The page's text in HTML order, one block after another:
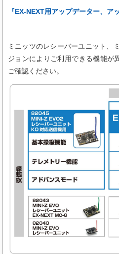
『EX-NEXT用アップデーター、ア
ミニッツのレシーバーユニット、
ジョンによりご利用できる機能が
ご確認ください。